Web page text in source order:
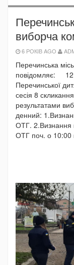
виборча
6 РОКІВ AGO
Перечинська
повідомляє: 12
Перечинської
сесія 8
результатами
денний:
ОТГ. 2.Визнання
ОТГ поч. о